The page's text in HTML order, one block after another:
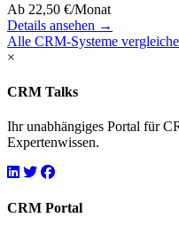
Ab 22,50 €/Monat
Details ansehen →
Alle CRM-Systeme
×
CRM Talks
Ihr unabhängiges Portal für
Expertenwissen.
CRM Portal